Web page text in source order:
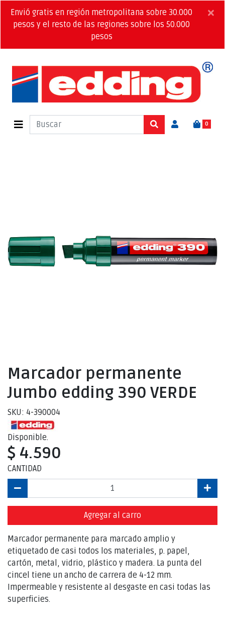
Envió gratis en región metropolitana sobre 30.000
pesos y el resto de las regiones sobre los 50.000
pesos
×
0
Marcador permanente
Jumbo edding 390 VERDE
SKU: 4-390004
Disponible.
$ 4.590
CANTIDAD
Agregar al carro
Marcador permanente para marcado amplio y
etiquetado de casi todos los materiales, p. papel,
cartón, metal, vidrio, plástico y madera. La punta del
cincel tiene un ancho de carrera de 4-12 mm.
Impermeable y resistente al desgaste en casi todas las
superficies.